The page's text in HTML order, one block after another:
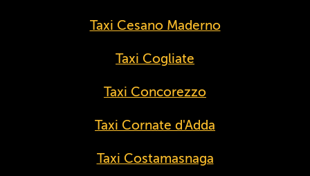
Taxi Cesano Maderno
Taxi Cogliate
Taxi Concorezzo
Taxi Cornate d'Adda
Taxi Costamasnaga